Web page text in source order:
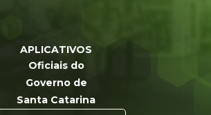
APLICATIVOS
Oficiais do
Governo de
Santa Catarina